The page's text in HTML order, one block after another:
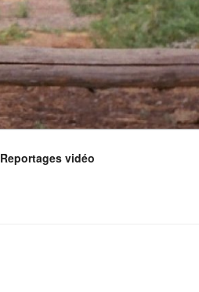
Reportages vidéo